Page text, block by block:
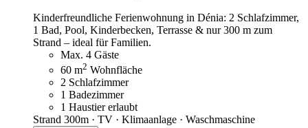
Kinderfreundliche Ferienwohnung in Dénia: 2 Schlafzimmer,
1 Bad, Pool, Kinderbecken, Terrasse & nur 300 m zum
Strand – ideal für Familien.
Max. 4 Gäste
60 m2 Wohnfläche
2 Schlafzimmer
1 Badezimmer
1 Haustier erlaubt
Strand 300m · TV · Klimaanlage · Waschmaschine